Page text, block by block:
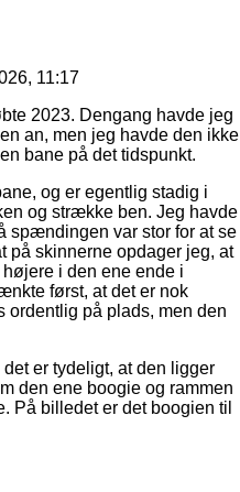
11:17
2023. Dengang havde jeg
an, men jeg havde den ikke
bane på det tidspunkt.
og er egentlig stadig i
og strække ben. Jeg havde
spændingen var stor for at se
på skinnerne opdager jeg, at
i den ene ende i
først, at det er nok
ordentlig på plads, men den
er tydeligt, at den ligger
den ene boogie og rammen
På billedet er det boogien til